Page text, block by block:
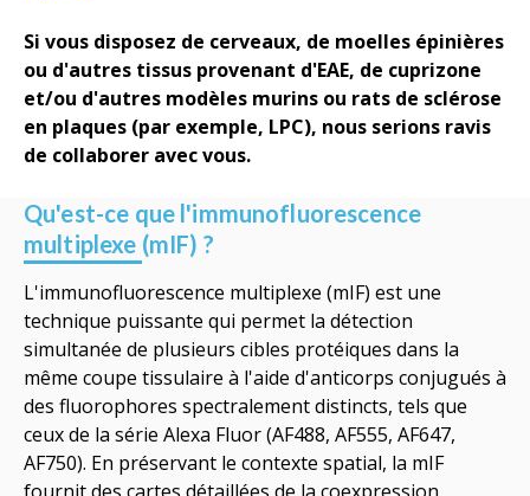
Si vous disposez de cerveaux, de moelles épinières
ou d'autres tissus provenant d'EAE, de cuprizone
et/ou d'autres modèles murins ou rats de sclérose
en plaques (par exemple, LPC), nous serions ravis
de collaborer avec vous.
Qu'est-ce que l'immunofluorescence
multiplexe (mIF) ?
L'immunofluorescence multiplexe (mIF) est une
technique puissante qui permet la détection
simultanée de plusieurs cibles protéiques dans la
même coupe tissulaire à l'aide d'anticorps conjugués à
des fluorophores spectralement distincts, tels que
ceux de la série Alexa Fluor (AF488, AF555, AF647,
AF750). En préservant le contexte spatial, la mIF